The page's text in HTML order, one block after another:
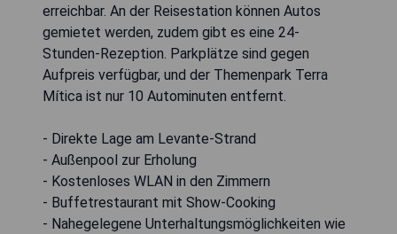
erreichbar. An der Reisestation können Autos
gemietet werden, zudem gibt es eine 24-
Stunden-Rezeption. Parkplätze sind gegen
Aufpreis verfügbar, und der Themenpark Terra
Mítica ist nur 10 Autominuten entfernt.
- Direkte Lage am Levante-Strand
- Außenpool zur Erholung
- Kostenloses WLAN in den Zimmern
- Buffetrestaurant mit Show-Cooking
- Nahegelegene Unterhaltungsmöglichkeiten wie